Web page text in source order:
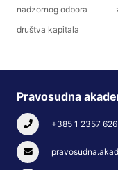
nadzornog odbora
društva kapitala
Pravosudna
+385 1 2357 626